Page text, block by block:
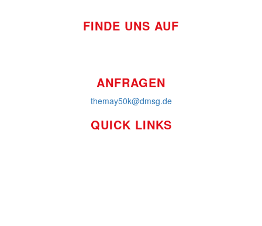
FINDE UNS AUF
ANFRAGEN
themay50k@dmsg.de
QUICK LINKS